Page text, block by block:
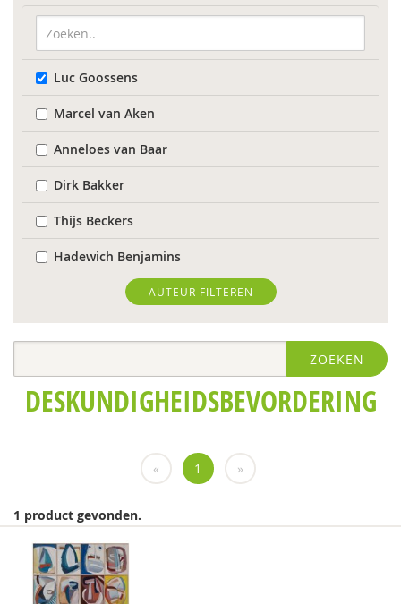
Luc Goossens
Marcel van Aken
Anneloes van Baar
Dirk Bakker
Thijs Beckers
Hadewich Benjamins
Monique Beurskens
Dienke Boertien
Jaap Bos
Annica Brummel
Bram Oriobo de Castro
Toon Cillessen
AUTEUR FILTEREN
ZOEKEN
DESKUNDIGHEIDSBEVORDERING
« 1 »
1 product gevonden.